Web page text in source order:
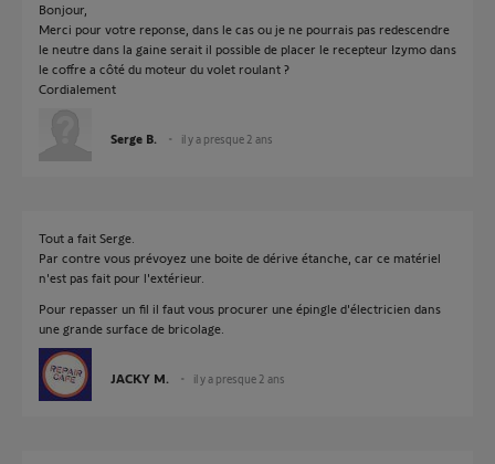
Bonjour,
Merci pour votre reponse, dans le cas ou je ne pourrais pas redescendre
le neutre dans la gaine serait il possible de placer le recepteur Izymo dans
le coffre a côté du moteur du volet roulant ?
Cordialement
Serge B. il y a presque 2 ans
Tout a fait Serge.
Par contre vous prévoyez une boite de dérive étanche, car ce matériel
n'est pas fait pour l'extérieur.
Pour repasser un fil il faut vous procurer une épingle d'électricien dans
une grande surface de bricolage.
JACKY M. il y a presque 2 ans